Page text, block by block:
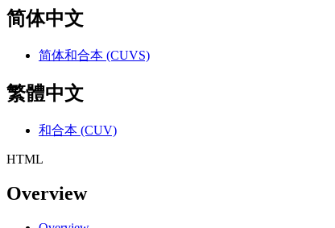
简体中文
简体和合本 (CUVS)
繁體中文
和合本 (CUV)
HTML
Overview